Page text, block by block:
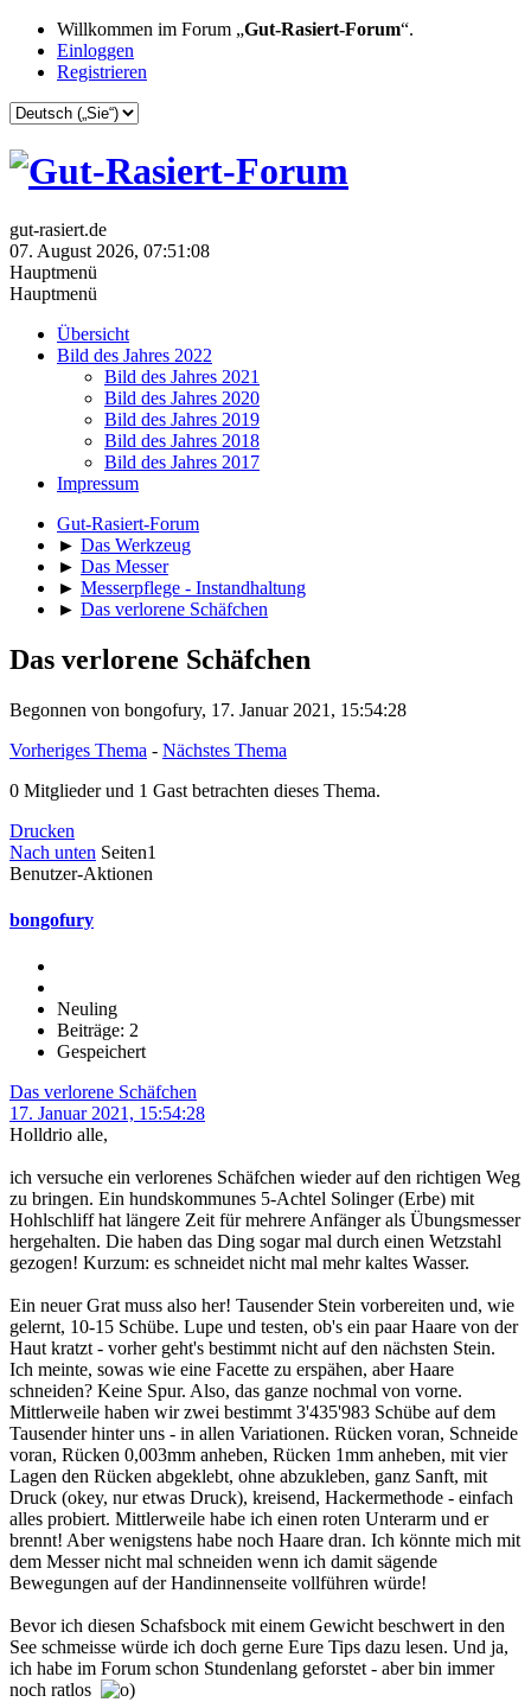
Willkommen im Forum „Gut-Rasiert-Forum“.
Einloggen
Registrieren
gut-rasiert.de
07. August 2026, 07:51:08
Hauptmenü
Hauptmenü
Übersicht
Bild des Jahres 2022
Bild des Jahres 2021
Bild des Jahres 2020
Bild des Jahres 2019
Bild des Jahres 2018
Bild des Jahres 2017
Impressum
Gut-Rasiert-Forum
► Das Werkzeug
► Das Messer
► Messerpflege - Instandhaltung
► Das verlorene Schäfchen
Das verlorene Schäfchen
Begonnen von bongofury, 17. Januar 2021, 15:54:28
Vorheriges Thema - Nächstes Thema
0 Mitglieder und 1 Gast betrachten dieses Thema.
Drucken
Nach unten Seiten1
Benutzer-Aktionen
bongofury
Neuling
Beiträge: 2
Gespeichert
Das verlorene Schäfchen
17. Januar 2021, 15:54:28
Holldrio alle,
ich versuche ein verlorenes Schäfchen wieder auf den richtigen Weg
zu bringen. Ein hundskommunes 5-Achtel Solinger (Erbe) mit
Hohlschliff hat längere Zeit für mehrere Anfänger als Übungsmesser
hergehalten. Die haben das Ding sogar mal durch einen Wetzstahl
gezogen! Kurzum: es schneidet nicht mal mehr kaltes Wasser.
Ein neuer Grat muss also her! Tausender Stein vorbereiten und, wie
gelernt, 10-15 Schübe. Lupe und testen, ob's ein paar Haare von der
Haut kratzt - vorher geht's bestimmt nicht auf den nächsten Stein.
Ich meinte, sowas wie eine Facette zu erspähen, aber Haare
schneiden? Keine Spur. Also, das ganze nochmal von vorne.
Mittlerweile haben wir zwei bestimmt 3'435'983 Schübe auf dem
Tausender hinter uns - in allen Variationen. Rücken voran, Schneide
voran, Rücken 0,003mm anheben, Rücken 1mm anheben, mit vier
Lagen den Rücken abgeklebt, ohne abzukleben, ganz Sanft, mit
Druck (okey, nur etwas Druck), kreisend, Hackermethode - einfach
alles probiert. Mittlerweile habe ich einen roten Unterarm und er
brennt! Aber wenigstens habe noch Haare dran. Ich könnte mich mit
dem Messer nicht mal schneiden wenn ich damit sägende
Bewegungen auf der Handinnenseite vollführen würde!
Bevor ich diesen Schafsbock mit einem Gewicht beschwert in den
See schmeisse würde ich doch gerne Eure Tips dazu lesen. Und ja,
ich habe im Forum schon Stundenlang geforstet - aber bin immer
noch ratlos